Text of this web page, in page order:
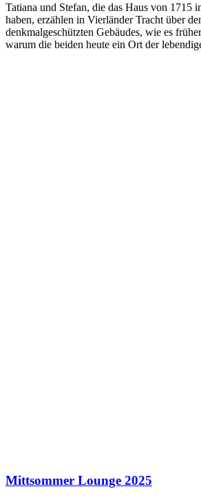
Tatiana und Stefan, die das Haus von 1715
haben, erzählen in Vierländer Tracht über
denkmalgeschützten Gebäudes, wie es
warum die beiden heute ein Ort der
Mittsommer Lounge 2025